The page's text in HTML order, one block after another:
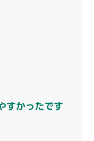
すかったです